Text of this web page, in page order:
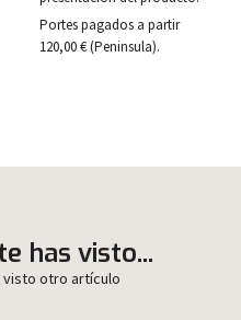
Portes pagados a partir
120,00 € (Peninsula).
has visto...
visto otro artículo